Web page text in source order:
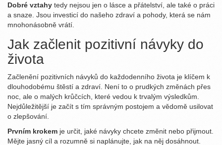
Dobré vztahy tedy nejsou jen o lásce a přátelství, ale také o práci
a snaze. Jsou investicí do našeho zdraví a pohody, která se nám
mnohonásobně vrátí.
Jak začlenit pozitivní návyky do
života
Začlenění pozitivních návyků do každodenního života je klíčem k
dlouhodobému štěstí a zdraví. Není to o prudkých změnách přes
noc, ale o malých krůčcích, které vedou k trvalým výsledkům.
Nejdůležitější je začít s tím správným postojem a vědomě usilovat
o zlepšování.
Prvním krokem je určit, jaké návyky chcete změnit nebo přijmout.
Mějte jasný cíl a rozumně si naplánujte, jak na něj dosáhnout.